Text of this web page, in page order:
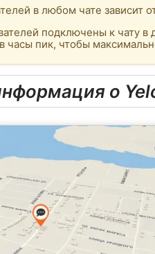
в любом чате зависит
подключены к чату
часы пик, чтобы
о